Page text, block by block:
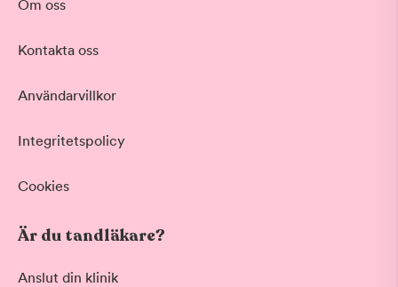
Om oss
Kontakta oss
Användarvillkor
Integritetspolicy
Cookies
Är du tandläkare?
Anslut din klinik